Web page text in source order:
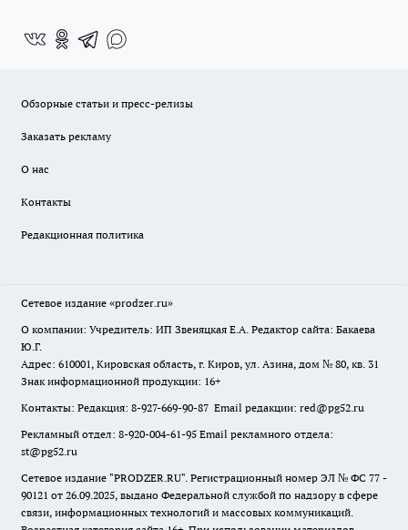
Обзорные статьи и пресс-релизы
Заказать рекламу
О нас
Контакты
Редакционная политика
Сетевое издание «prodzer.ru»
О компании: Учредитель: ИП Звеняцкая Е.А. Редактор сайта: Бакаева
Ю.Г.
Адрес: 610001, Кировская область, г. Киров, ул. Азина, дом № 80, кв. 31
Знак информационной продукции: 16+
Контакты: Редакция: 8-927-669-90-87 Email редакции: red@pg52.ru
Рекламный отдел: 8-920-004-61-95 Email рекламного отдела:
st@pg52.ru
Сетевое издание "PRODZER.RU". Регистрационный номер ЭЛ № ФС 77 -
90121 от 26.09.2025, выдано Федеральной службой по надзору в сфере
связи, информационных технологий и массовых коммуникаций.